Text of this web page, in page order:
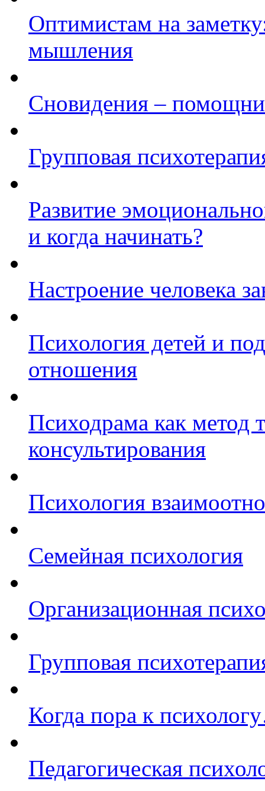
Оптимистам на
мышления
Сновидения –
Групповая
Развитие
и когда начинать?
Настроение человека
Психология детей и
отношения
Психодрама как метод
консультирования
Психология
Семейная психология
Организационная
Групповая
Когда пора к
Педагогическая